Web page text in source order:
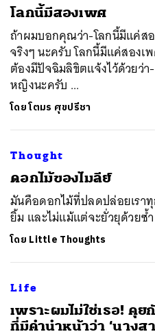
โลกนี้มีสองเพศ
ถ้าผมบอกคุณว่า-โลกนี้มีแค่ส
จริงๆ นะครับ โลกนี้มีแค่สอง
ต้องมีปัจฉิมลิขิตแจ้งไว้ด้วยว่
หญิงนะครับ ...
โดยโตมร ศุขปรีชา
Thought
ดอกไม้ของไมลีย์
มันคือดอกไม้ที่ปลดปล่อยเรา
ยิ้ม และไม่แม้แต่จะยั่วยุด้วยซ้
โดย Little Thoughts
Life
เพราะผมไม่ใช่เธอ! คุ
ที่มีคำนำหน้าว่า ‘นางสา